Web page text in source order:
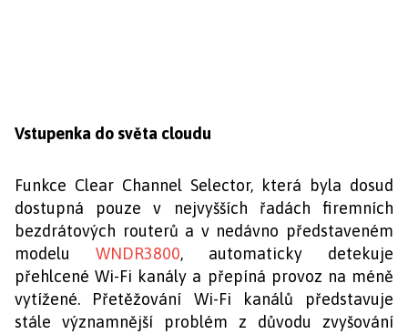
Vstupenka do světa cloudu
Funkce Clear Channel Selector, která byla dosud
dostupná pouze v nejvyšších řadách firemních
bezdrátových routerů a v nedávno představeném
modelu WNDR3800, automaticky detekuje
přehlcené Wi-Fi kanály a přepíná provoz na méně
vytížené. Přetěžování Wi-Fi kanálů představuje
stále významnější problém z důvodu zvyšování